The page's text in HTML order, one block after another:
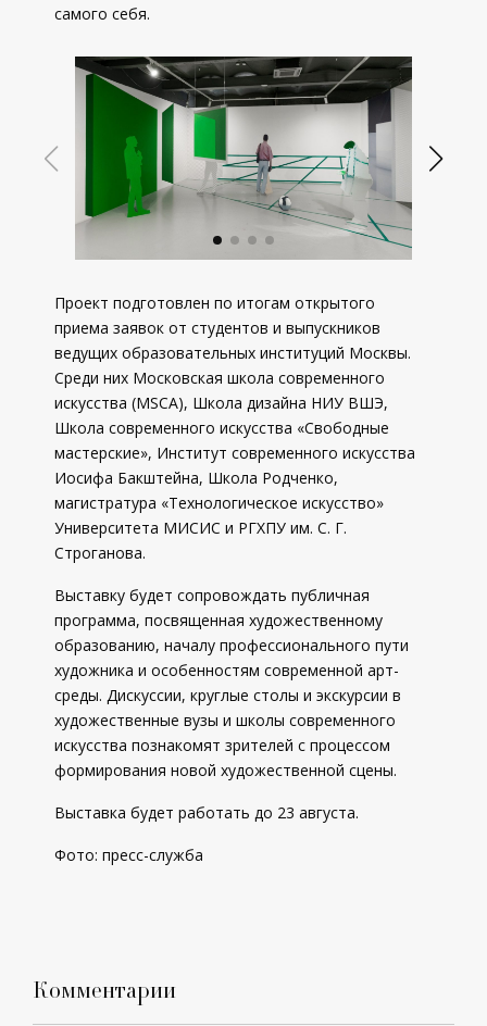
самого себя.
Проект подготовлен по итогам открытого
приема заявок от студентов и выпускников
ведущих образовательных институций Москвы.
Среди них Московская школа современного
искусства (MSCA), Школа дизайна НИУ ВШЭ,
Школа современного искусства «Свободные
мастерские», Институт современного искусства
Иосифа Бакштейна, Школа Родченко,
магистратура «Технологическое искусство»
Университета МИСИС и РГХПУ им. С. Г.
Строганова.
Выставку будет сопровождать публичная
программа, посвященная художественному
образованию, началу профессионального пути
художника и особенностям современной арт-
среды. Дискуссии, круглые столы и экскурсии в
художественные вузы и школы современного
искусства познакомят зрителей с процессом
формирования новой художественной сцены.
Выставка будет работать до 23 августа.
Фото: пресс-служба
Комментарии